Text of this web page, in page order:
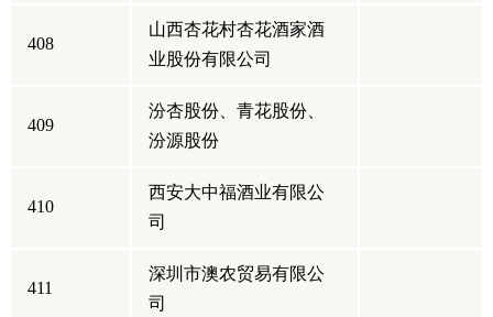
408
山西杏花村杏花酒家酒
业股份有限公司
409
汾杏股份、青花股份、
汾源股份
410
西安大中福酒业有限公
司
411
深圳市澳农贸易有限公
司